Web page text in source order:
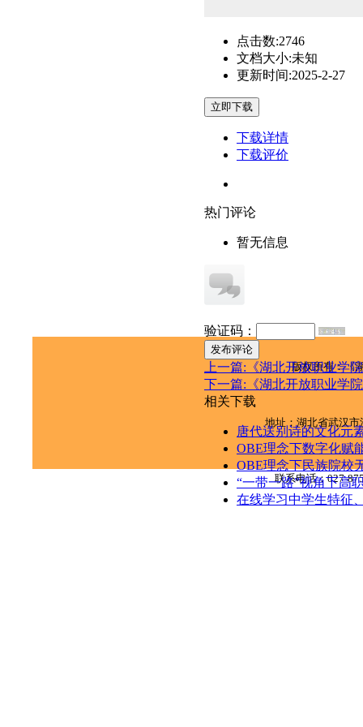
点击数:2746
文档大小:未知
更新时间:2025-2-27
下载详情
下载评价
热门评论
暂无信息
验证码：
发布评论
上一篇:《湖北开放职业学
下一篇:《湖北开放职业学
相关下载
唐代送别诗的文化元
OBE理念下数字化赋
OBE理念下民族院校
“一带一路”视角下高
在线学习中学生特征
版权所有：《
地址：湖北省武汉
联系电话：027-